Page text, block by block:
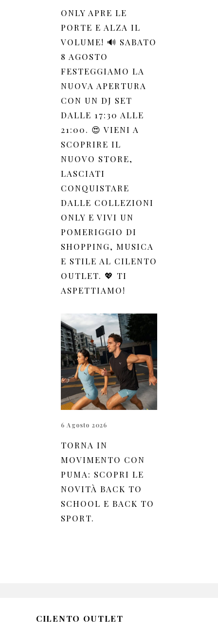
ONLY APRE LE
PORTE E ALZA IL
VOLUME! 🔊 SABATO
8 AGOSTO
FESTEGGIAMO LA
NUOVA APERTURA
CON UN DJ SET
DALLE 17:30 ALLE
21:00. 😍 VIENI A
SCOPRIRE IL
NUOVO STORE,
LASCIATI
CONQUISTARE
DALLE COLLEZIONI
ONLY E VIVI UN
POMERIGGIO DI
SHOPPING, MUSICA
E STILE AL CILENTO
OUTLET. 💖 TI
ASPETTIAMO!
6 Agosto 2026
TORNA IN
MOVIMENTO CON
PUMA: SCOPRI LE
NOVITÀ BACK TO
SCHOOL E BACK TO
SPORT.
CILENTO OUTLET